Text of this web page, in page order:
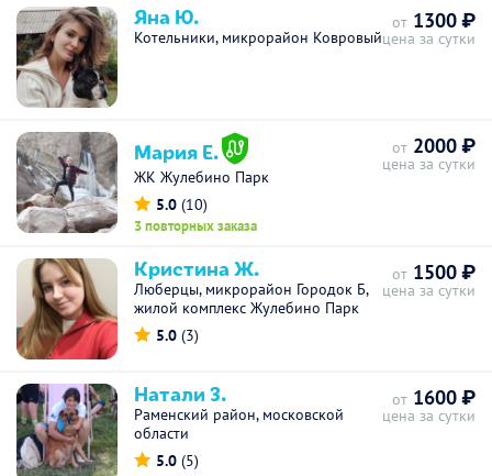
Яна Ю.
Котельники, микрорайон Ковровый
от 1300 ₽
цена за сутки
Мария Е.
ЖК Жулебино Парк
5.0 (10)
3 повторных заказа
от 2000 ₽
цена за сутки
Кристина Ж.
Люберцы, микрорайон Городок Б,
жилой комплекс Жулебино Парк
5.0 (3)
от 1500 ₽
цена за сутки
Натали З.
Раменский район, московской
области
5.0 (5)
от 1600 ₽
цена за сутки